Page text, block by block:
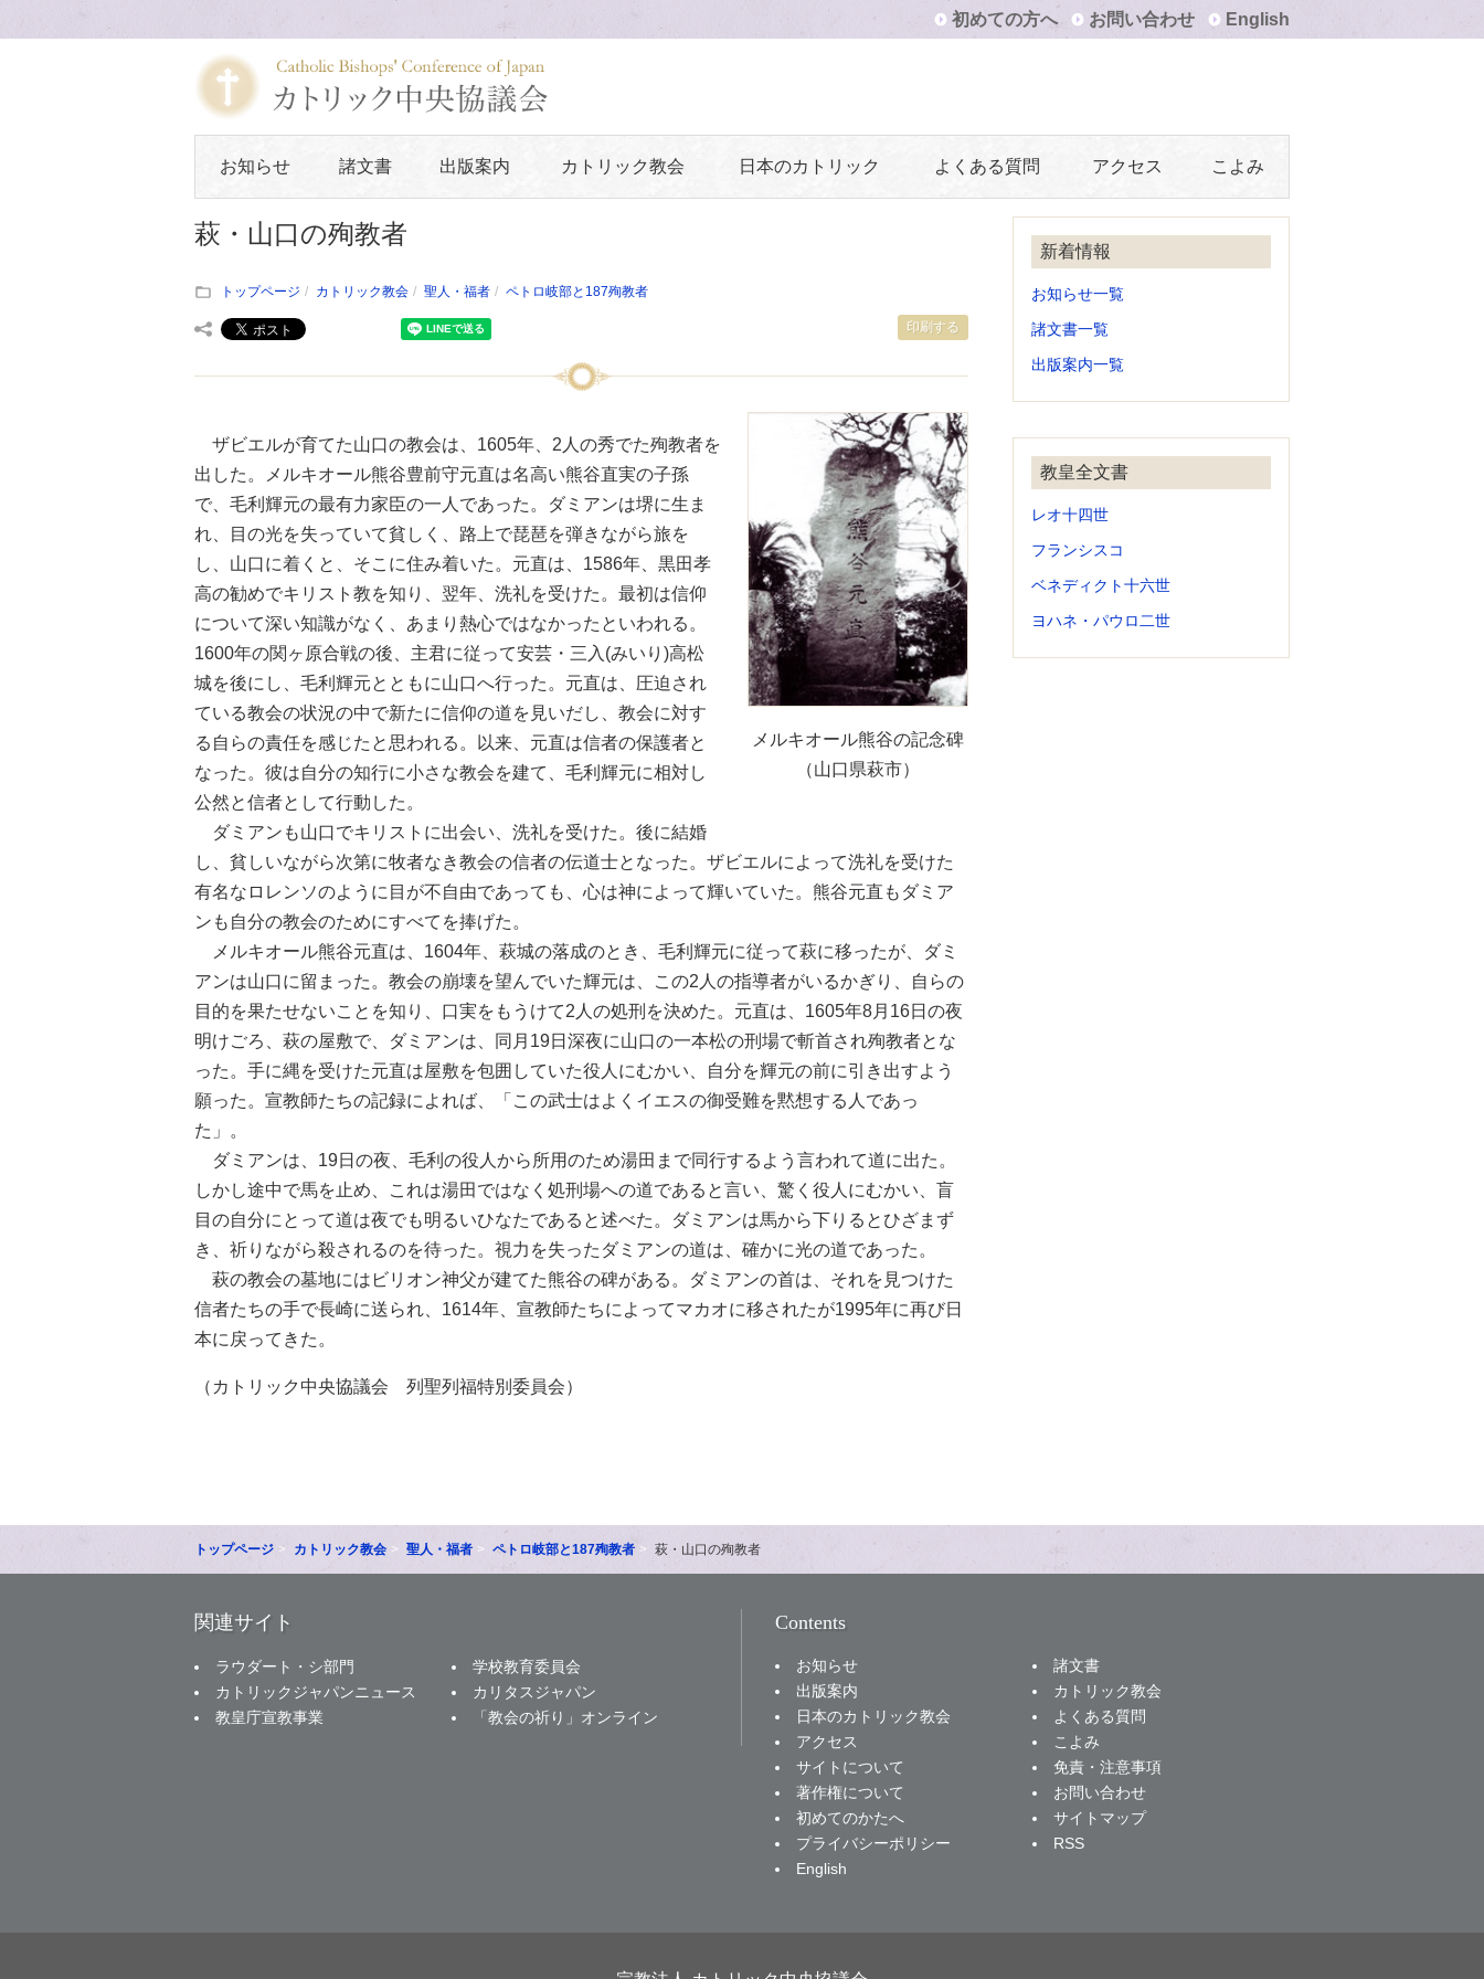
初めての方へ お問い合わせ English
お知らせ 諸文書 出版案内 カトリック教会 日本のカトリック よくある質問 アクセス こよみ
萩・山口の殉教者
印刷する
トップページ カトリック教会 聖人・福者 ペトロ岐部と187殉教者
メルキオール熊谷の記念碑
（山口県萩市）
ザビエルが育てた山口の教会は、1605年、2人の秀でた殉教者を
出した。メルキオール熊谷豊前守元直は名高い熊谷直実の子孫
で、毛利輝元の最有力家臣の一人であった。ダミアンは堺に生ま
れ、目の光を失っていて貧しく、路上で琵琶を弾きながら旅を
し、山口に着くと、そこに住み着いた。元直は、1586年、黒田孝
高の勧めでキリスト教を知り、翌年、洗礼を受けた。最初は信仰
について深い知識がなく、あまり熱心ではなかったといわれる。
1600年の関ヶ原合戦の後、主君に従って安芸・三入(みいり)高松
城を後にし、毛利輝元とともに山口へ行った。元直は、圧迫され
ている教会の状況の中で新たに信仰の道を見いだし、教会に対す
る自らの責任を感じたと思われる。以来、元直は信者の保護者と
なった。彼は自分の知行に小さな教会を建て、毛利輝元に相対し
公然と信者として行動した。
ダミアンも山口でキリストに出会い、洗礼を受けた。後に結婚
し、貧しいながら次第に牧者なき教会の信者の伝道士となった。ザビエルによって洗礼を受けた
有名なロレンソのように目が不自由であっても、心は神によって輝いていた。熊谷元直もダミア
ンも自分の教会のためにすべてを捧げた。
メルキオール熊谷元直は、1604年、萩城の落成のとき、毛利輝元に従って萩に移ったが、ダミ
アンは山口に留まった。教会の崩壊を望んでいた輝元は、この2人の指導者がいるかぎり、自らの
目的を果たせないことを知り、口実をもうけて2人の処刑を決めた。元直は、1605年8月16日の夜
明けごろ、萩の屋敷で、ダミアンは、同月19日深夜に山口の一本松の刑場で斬首され殉教者とな
った。手に縄を受けた元直は屋敷を包囲していた役人にむかい、自分を輝元の前に引き出すよう
願った。宣教師たちの記録によれば、「この武士はよくイエスの御受難を黙想する人であっ
た」。
ダミアンは、19日の夜、毛利の役人から所用のため湯田まで同行するよう言われて道に出た。
しかし途中で馬を止め、これは湯田ではなく処刑場への道であると言い、驚く役人にむかい、盲
目の自分にとって道は夜でも明るいひなたであると述べた。ダミアンは馬から下りるとひざまず
き、祈りながら殺されるのを待った。視力を失ったダミアンの道は、確かに光の道であった。
萩の教会の墓地にはビリオン神父が建てた熊谷の碑がある。ダミアンの首は、それを見つけた
信者たちの手で長崎に送られ、1614年、宣教師たちによってマカオに移されたが1995年に再び日
本に戻ってきた。
（カトリック中央協議会 列聖列福特別委員会）
新着情報
お知らせ一覧
諸文書一覧
出版案内一覧
教皇全文書
レオ十四世
フランシスコ
ベネディクト十六世
ヨハネ・パウロ二世
トップページ カトリック教会 聖人・福者 ペトロ岐部と187殉教者 萩・山口の殉教者
関連サイト
ラウダート・シ部門
学校教育委員会
カトリックジャパンニュース
カリタスジャパン
教皇庁宣教事業
「教会の祈り」オンライン
Contents
お知らせ
諸文書
出版案内
カトリック教会
日本のカトリック教会
よくある質問
アクセス
こよみ
サイトについて
免責・注意事項
著作権について
お問い合わせ
初めてのかたへ
サイトマップ
プライバシーポリシー
RSS
English